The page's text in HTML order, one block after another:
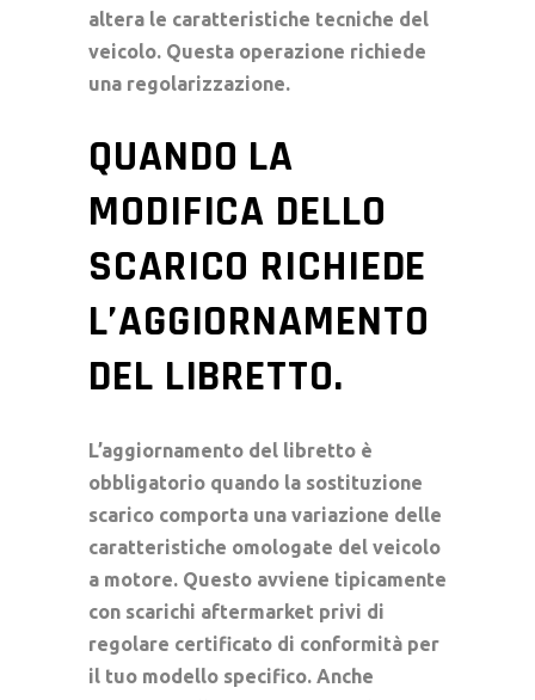
altera le caratteristiche tecniche del
veicolo. Questa operazione richiede
una regolarizzazione.
QUANDO LA
MODIFICA DELLO
SCARICO RICHIEDE
L’AGGIORNAMENTO
DEL LIBRETTO.
L’aggiornamento del libretto è
obbligatorio quando la sostituzione
scarico comporta una variazione delle
caratteristiche omologate del veicolo
a motore. Questo avviene tipicamente
con scarichi aftermarket privi di
regolare certificato di conformità per
il tuo modello specifico. Anche